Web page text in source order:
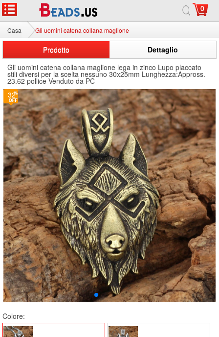
0
Casa Gli uomini catena collana maglione
Prodotto
Dettaglio
Gli uomini catena collana maglione lega in zinco Lupo placcato
stili diversi per la scelta nessuno 30x25mm Lunghezza:Appross.
23.62 pollice Venduto da PC
32
Colore: